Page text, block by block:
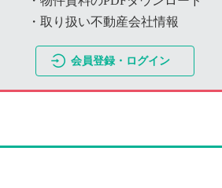
・取り扱い不動産会社情報
会員登録・ログイン